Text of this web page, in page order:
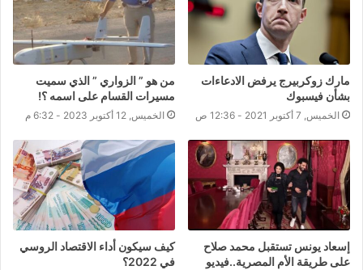
مارك زوكربيرج يرفض الادعاءات
بشأن فيسبوك
الخميس, 7 أكتوبر 2021 - 12:36 ص
من هو ” الزواري ” الذي سميت
مسيرات القسام على اسمه ؟!
الخميس, 12 أكتوبر 2023 - 6:32 م
إسعاد يونس تستقبل محمد صلاح
على طريقة الأم المصرية..فيديو
كيف سيكون أداء الاقتصاد الروسي
في 2022؟